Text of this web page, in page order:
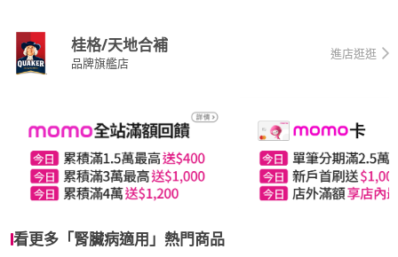
桂格/天地合補
品牌旗艦店
進店逛逛
看更多「腎臟病適用」熱門商品